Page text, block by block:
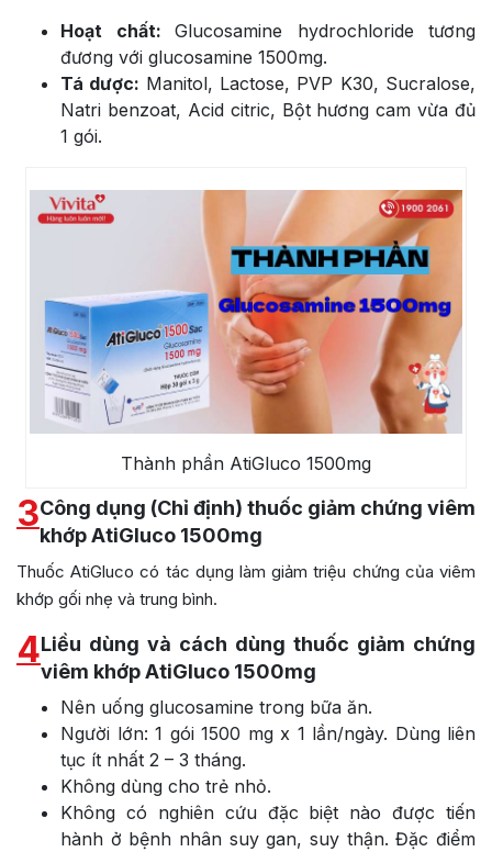
Hoạt chất: Glucosamine hydrochloride tương
đương với glucosamine 1500mg.
Tá dược: Manitol, Lactose, PVP K30, Sucralose,
Natri benzoat, Acid citric, Bột hương cam vừa đủ
1 gói.
Thành phần AtiGluco 1500mg
3Công dụng (Chỉ định) thuốc giảm chứng viêm
khớp AtiGluco 1500mg
Thuốc AtiGluco có tác dụng làm giảm triệu chứng của viêm
khớp gối nhẹ và trung bình.
4Liều dùng và cách dùng thuốc giảm chứng
viêm khớp AtiGluco 1500mg
Nên uống glucosamine trong bữa ăn.
Người lớn: 1 gói 1500 mg x 1 lần/ngày. Dùng liên
tục ít nhất 2 – 3 tháng.
Không dùng cho trẻ nhỏ.
Không có nghiên cứu đặc biệt nào được tiến
hành ở bệnh nhân suy gan, suy thận. Đặc điểm